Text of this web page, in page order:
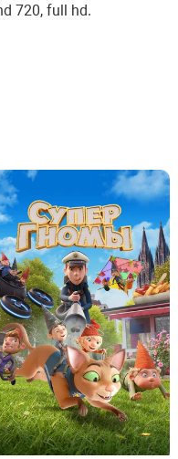
720, full hd.